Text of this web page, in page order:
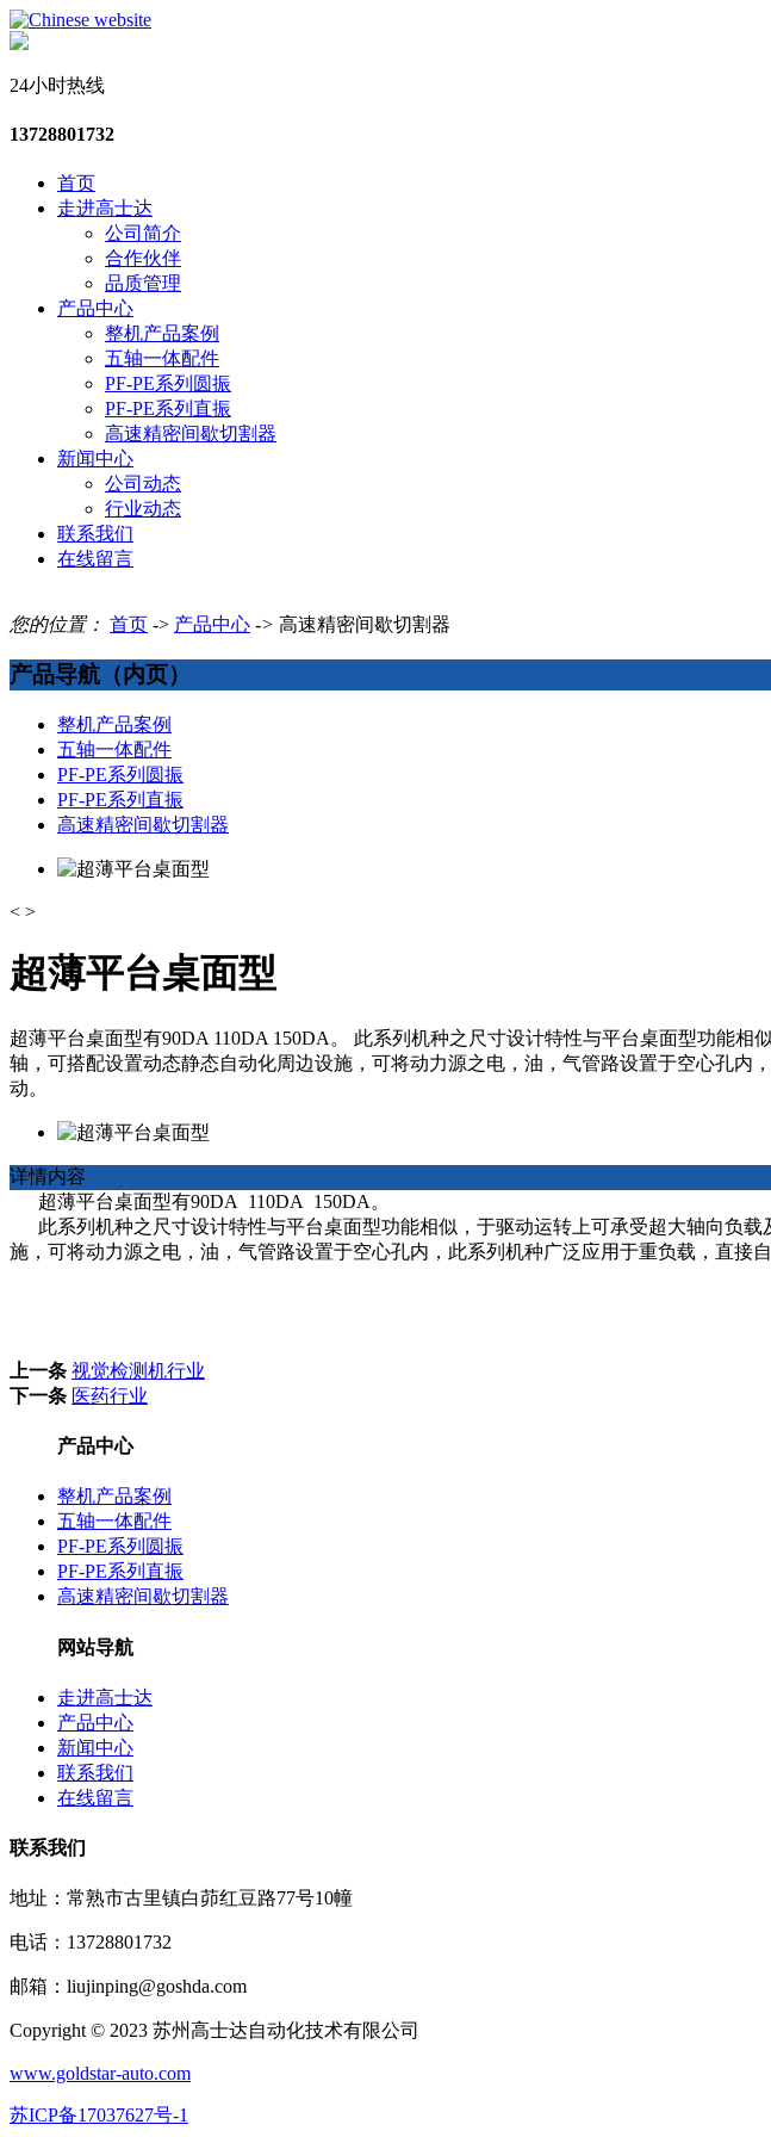
24小时热线
13728801732
首页
走进高士达
公司简介
合作伙伴
品质管理
产品中心
整机产品案例
五轴一体配件
PF-PE系列圆振
PF-PE系列直振
高速精密间歇切割器
新闻中心
公司动态
行业动态
联系我们
在线留言
您的位置： 首页 -> 产品中心 -> 高速精密间歇切割器
产品导航（内页）
整机产品案例
五轴一体配件
PF-PE系列圆振
PF-PE系列直振
高速精密间歇切割器
< >
超薄平台桌面型
超薄平台桌面型有90DA 110DA 150DA。 此系列机种之尺寸设计特性与平台桌面型功能
轴，可搭配设置动态静态自动化周边设施，可将动力源之电，油，气管路设置于空心孔
动。
详情内容
超薄平台桌面型有90DA 110DA 150DA。
此系列机种之尺寸设计特性与平台桌面型功能相似，于驱动运转上可承受超大轴向负
施，可将动力源之电，油，气管路设置于空心孔内，此系列机种广泛应用于重负载，直接
上一条 视觉检测机行业
下一条 医药行业
产品中心
整机产品案例
五轴一体配件
PF-PE系列圆振
PF-PE系列直振
高速精密间歇切割器
网站导航
走进高士达
产品中心
新闻中心
联系我们
在线留言
联系我们
地址：常熟市古里镇白茆红豆路77号10幢
电话：13728801732
邮箱：liujinping@goshda.com
Copyright © 2023 苏州高士达自动化技术有限公司
www.goldstar-auto.com
苏ICP备17037627号-1